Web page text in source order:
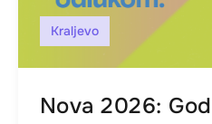
Kraljevo
Nova 2026: